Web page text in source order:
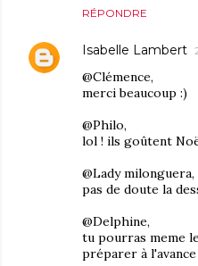
RÉPONDRE
Isabelle Lambert
@Clémence,
merci beaucoup :)
@Philo,
lol ! ils goûtent
@Lady milonguera,
pas de doute la
@Delphine,
tu pourras meme
préparer à l'avance